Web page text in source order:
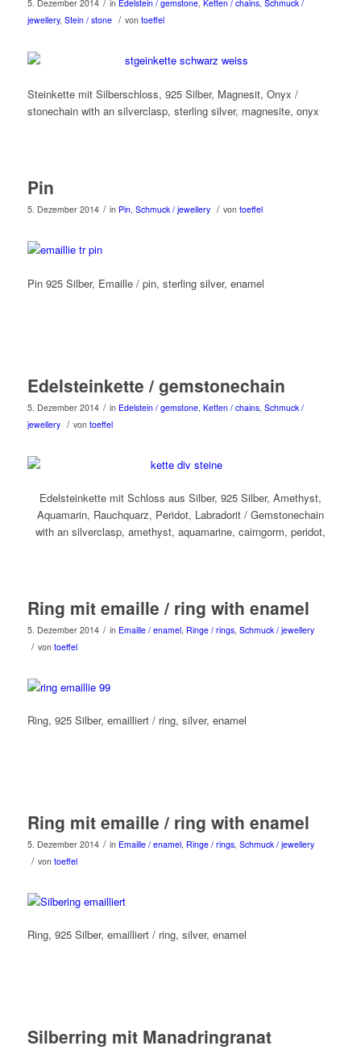
5. Dezember 2014 in Edelstein / gemstone, Ketten / chains, Schmuck /
jewellery, Stein / stone / von toeffel
Steinkette mit Silberschloss, 925 Silber, Magnesit, Onyx /
stonechain with an silverclasp, sterling silver, magnesite, onyx
Pin
5. Dezember 2014 / in Pin, Schmuck / jewellery / von toeffel
Pin 925 Silber, Emaille / pin, sterling silver, enamel
Edelsteinkette / gemstonechain
5. Dezember 2014 / in Edelstein / gemstone, Ketten / chains, Schmuck /
jewellery / von toeffel
Edelsteinkette mit Schloss aus Silber, 925 Silber, Amethyst,
Aquamarin, Rauchquarz, Peridot, Labradorit / Gemstonechain
with an silverclasp, amethyst, aquamarine, cairngorm, peridot,
Ring mit emaille / ring with enamel
5. Dezember 2014 / in Emaille / enamel, Ringe / rings, Schmuck / jewellery
/ von toeffel
Ring, 925 Silber, emailliert / ring, silver, enamel
Ring mit emaille / ring with enamel
5. Dezember 2014 / in Emaille / enamel, Ringe / rings, Schmuck / jewellery
/ von toeffel
Ring, 925 Silber, emailliert / ring, silver, enamel
Silberring mit Manadringranat